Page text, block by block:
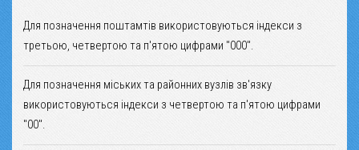
Для позначення поштамтів використовуються індекси з
третьою, четвертою та п'ятою цифрами "000".
Для позначення міських та районних вузлів зв'язку
використовуються індекси з четвертою та п'ятою цифрами
"00".